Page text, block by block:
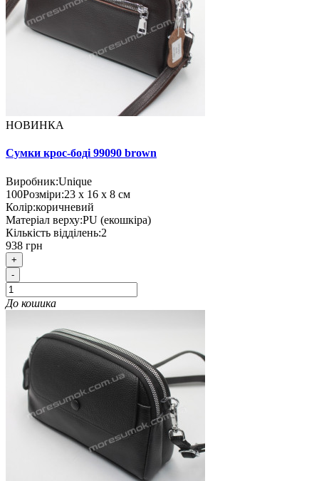
НОВИНКА
Сумки крос-боді 99090 brown
Виробник:Unique
100Розміри:23 х 16 х 8 см
Колір:коричневий
Матеріал верху:PU (екошкіра)
Кількість відділень:2
938 грн
+
-
До кошика